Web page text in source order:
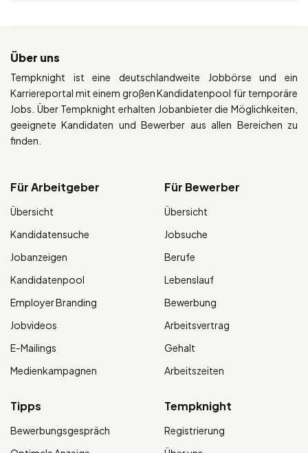
Über uns
Tempknight ist eine deutschlandweite Jobbörse und ein
Karriereportal mit einem großen Kandidatenpool für temporäre
Jobs. Über Tempknight erhalten Jobanbieter die Möglichkeiten,
geeignete Kandidaten und Bewerber aus allen Bereichen zu
finden.
Für Arbeitgeber
Übersicht
Kandidatensuche
Jobanzeigen
Kandidatenpool
Employer Branding
Jobvideos
E-Mailings
Medienkampagnen
Für Bewerber
Übersicht
Jobsuche
Berufe
Lebenslauf
Bewerbung
Arbeitsvertrag
Gehalt
Arbeitszeiten
Tipps
Bewerbungsgespräch
Tempknight
Registrierung